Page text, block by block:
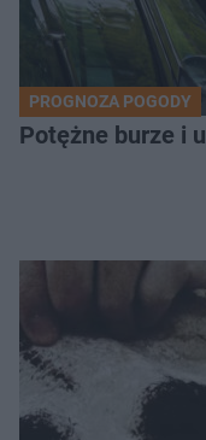
PROGNOZA POGODY
Potężne burze i